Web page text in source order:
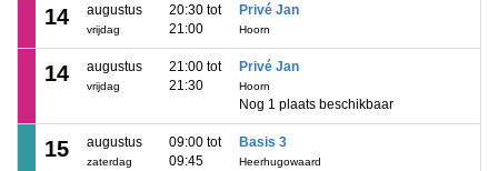
14 augustus
vrijdag
20:30 tot
21:00
Privé Jan
Hoorn
14 augustus
vrijdag
21:00 tot
21:30
Privé Jan
Hoorn
Nog 1 plaats beschikbaar
15 augustus
zaterdag
09:00 tot
09:45
Basis 3
Heerhugowaard